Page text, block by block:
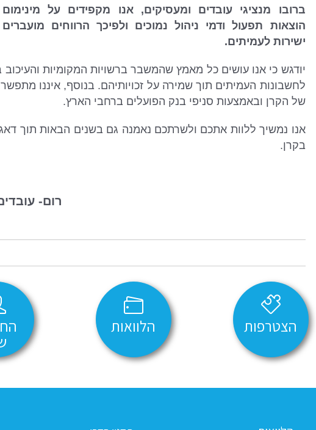
ברובו מנציגי עובדים ומעסיקים, אנו מקפידים על מינימום
הוצאות תפעול ודמי ניהול נמוכים ולפיכך הרווחים מועברים
ישירות לעמיתים.
יודגש כי אנו עושים כל מאמץ שהמשבר ברשויות המקומיות
לחשבונות העמיתים תוך שמירה על זכויותיהם. בנוסף, איננו
של הקרן ובאמצעות סניפי בנק הפועלים ברחבי הארץ.
אנו נמשיך ללוות אתכם ולשרתכם נאמנה גם בשנים הבאות תוך
בקרן.
רום-
הצטרפות הלוואות